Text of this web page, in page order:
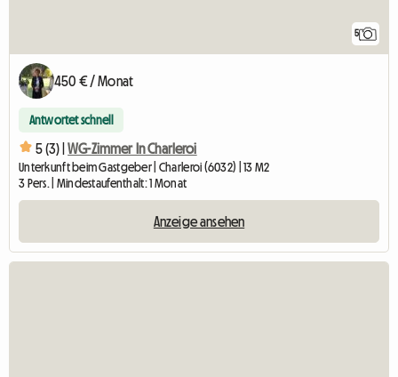
5
450 € / Monat
Antwortet schnell
5 (3) | WG-Zimmer In Charleroi
Unterkunft beim Gastgeber | Charleroi (6032) | 13 M2
3 Pers. | Mindestaufenthalt: 1 Monat
Anzeige ansehen